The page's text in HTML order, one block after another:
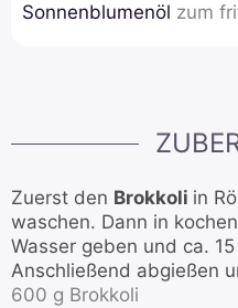
Sonnenblumenöl zum
Zuerst den Brokkoli in
waschen. Dann in
Wasser geben und ca.
Anschließend abgießen
600 g Brokkoli